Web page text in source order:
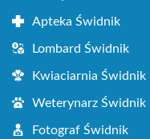
Apteka Świdnik
Lombard Świdnik
Kwiaciarnia Świdnik
Weterynarz Świdnik
Fotograf Świdnik